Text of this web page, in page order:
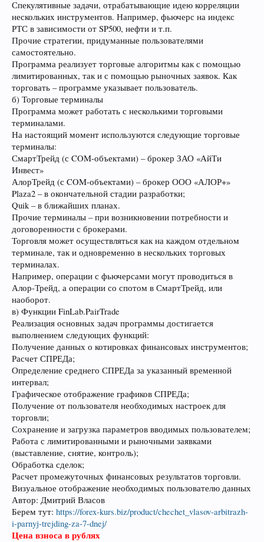
Спекулятивные задачи, отрабатывающие идею корреляции
нескольких инструментов. Например, фьючерс на индекс
РТС в зависимости от SP500, нефти и т.п.
Прочие стратегии, придуманные пользователями
самостоятельно.
Программа реализует торговые алгоритмы как с помощью
лимитированных, так и с помощью рыночных заявок. Как
торговать – программе указывает пользователь.
б) Торговые терминалы
Программа может работать с несколькими торговыми
терминалами.
На настоящий момент используются следующие торговые
терминалы:
СмартТрейд (с COM-объектами) – брокер ЗАО «АйТи
Инвест»
АлорТрейд (с COM-объектами) – брокер ООО «АЛОР+»
Plaza2 – в окончательной стадии разработки;
Quik – в ближайших планах.
Прочие терминалы – при возникновении потребности и
договоренности с брокерами.
Торговля может осуществляться как на каждом отдельном
терминале, так и одновременно в нескольких торговых
терминалах.
Например, операции с фьючерсами могут проводиться в
Алор-Трейд, а операции со спотом в СмартТрейд, или
наоборот.
в) Функции FinLab.PairTrade
Реализация основных задач программы достигается
выполнением следующих функций:
Получение данных о котировках финансовых инструментов;
Расчет СПРЕДа;
Определение среднего СПРЕДа за указанный временной
интервал;
Графическое отображение графиков СПРЕДа;
Получение от пользователя необходимых настроек для
торговли;
Сохранение и загрузка параметров вводимых пользователем;
Работа с лимитированными и рыночными заявками
(выставление, снятие, контроль);
Обработка сделок;
Расчет промежуточных финансовых результатов торговли.
Визуальное отображение необходимых пользователю данных
Автор: Дмитрий Власов
Берем тут: https://forex-kurs.biz/product/chechet_vlasov-arbitrazh-
i-parnyj-trejding-za-7-dnej/
Цена взноса в рублях